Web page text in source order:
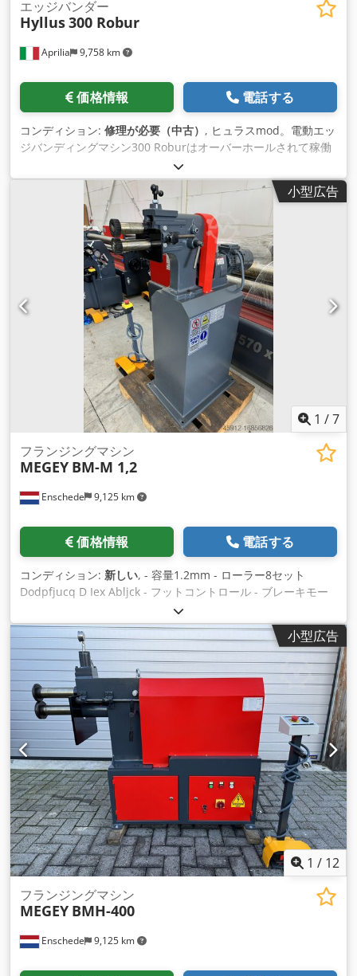
Aprilia 9,758 km
エッジバンダー
Hyllus300 Robur
価格情報 電話する
コンディション: 修理が必要（中古） , ヒュラスmod。電動エッ
ジバンディングマシン300 Roburはオーバーホールされて稼働
していました 最大縁厚3mm。 Dcedewakguopfx Ablek 凹部深
さ450mm。 車軸間隔100mm。
小型広告
1 /7
Enschede 9,125 km
フランジングマシン
MEGEY BM-M 1,2
価格情報 電話する
コンディション: 新しい, - 容量1.2mm - ローラー8セット
Dodpfjucq D Iex Abljck - フットコントロール - ブレーキモー
小型広告
1 / 12
Enschede 9,125 km
フランジングマシン
MEGEY BMH-400